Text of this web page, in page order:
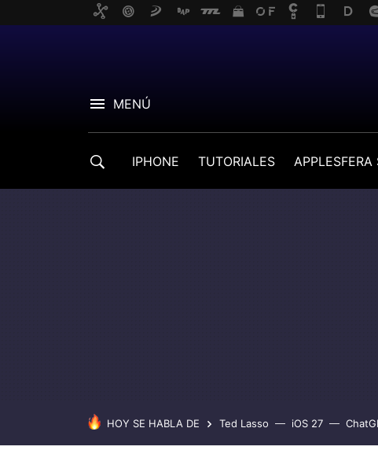
MENÚ
IPHONE TUTORIALES
HOY SE HABLA DE Ted Lasso iOS 27